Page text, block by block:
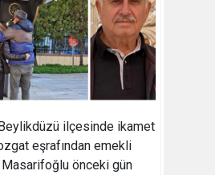
ilçesinde ikamet
eşrafından emekli
önceki gün